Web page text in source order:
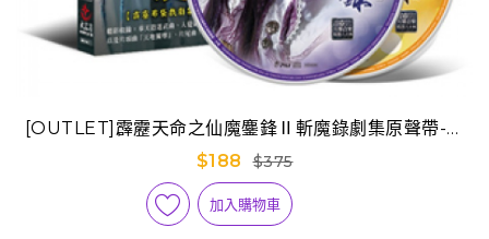
[OUTLET]霹靂天命之仙魔鏖鋒Ⅱ斬魔錄劇集原聲帶-精
選64
$188 $375
加入購物車